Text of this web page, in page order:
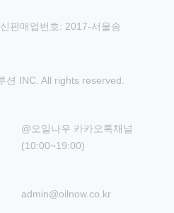
판매업번호: 2017-서울송
션 INC. All rights reserved.
@오일나우 카카오톡채널
(10:00~19:00)
admin@oilnow.co.kr